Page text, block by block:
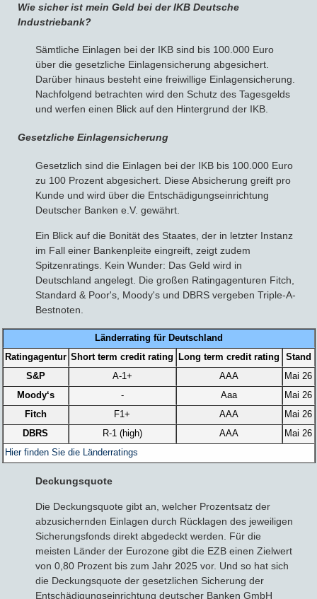
Wie sicher ist mein Geld bei der IKB Deutsche
Industriebank?
Sämtliche Einlagen bei der IKB sind bis 100.000 Euro
über die gesetzliche Einlagensicherung abgesichert.
Darüber hinaus besteht eine freiwillige Einlagensicherung.
Nachfolgend betrachten wird den Schutz des Tagesgelds
und werfen einen Blick auf den Hintergrund der IKB.
Gesetzliche Einlagensicherung
Gesetzlich sind die Einlagen bei der IKB bis 100.000 Euro
zu 100 Prozent abgesichert. Diese Absicherung greift pro
Kunde und wird über die Entschädigungseinrichtung
Deutscher Banken e.V. gewährt.
Ein Blick auf die Bonität des Staates, der in letzter Instanz
im Fall einer Bankenpleite eingreift, zeigt zudem
Spitzenratings. Kein Wunder: Das Geld wird in
Deutschland angelegt. Die großen Ratingagenturen Fitch,
Standard & Poor's, Moody's und DBRS vergeben Triple-A-
Bestnoten.
Länderrating für Deutschland
Ratingagentur Short term credit rating Long term credit rating
Stand
S&P
A-1+ AAA
Mai 26
Moody‘s
- Aaa
Mai 26
Fitch
F1+ AAA
Mai 26
DBRS
R-1 (high) AAA
Mai 26
Hier finden Sie die Länderratings
Deckungsquote
Die Deckungsquote gibt an, welcher Prozentsatz der
abzusichernden Einlagen durch Rücklagen des jeweiligen
Sicherungsfonds direkt abgedeckt werden. Für die
meisten Länder der Eurozone gibt die EZB einen Zielwert
von 0,80 Prozent bis zum Jahr 2025 vor. Und so hat sich
die Deckungsquote der gesetzlichen Sicherung der
Entschädigungseinrichtung deutscher Banken GmbH